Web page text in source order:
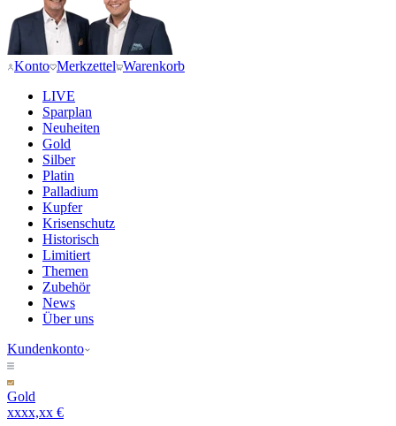
Konto Merkzettel Warenkorb
LIVE
Sparplan
Neuheiten
Gold
Silber
Platin
Palladium
Kupfer
Krisenschutz
Historisch
Limitiert
Themen
Zubehör
News
Über uns
Kundenkonto
Gold
xxxx,xx €